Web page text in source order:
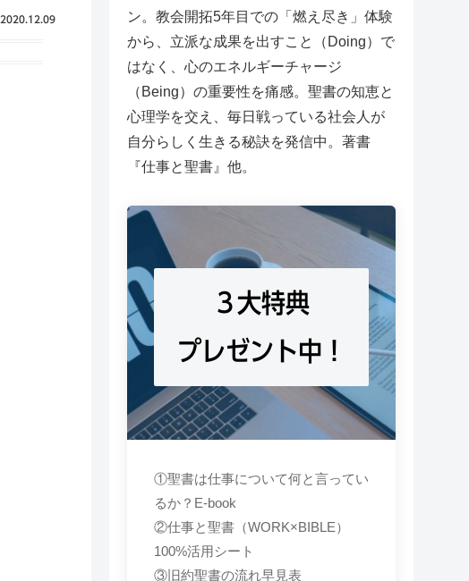
2020.12.09
ン。教会開拓5年目での「燃え尽き」体験
から、立派な成果を出すこと（Doing）で
はなく、心のエネルギーチャージ
（Being）の重要性を痛感。聖書の知恵と
心理学を交え、毎日戦っている社会人が
自分らしく生きる秘訣を発信中。著書
『仕事と聖書』他。
３大特典
プレゼント中！
①聖書は仕事について何と言ってい
るか？E-book
②仕事と聖書（WORK×BIBLE）
100%活用シート
③旧約聖書の流れ早見表